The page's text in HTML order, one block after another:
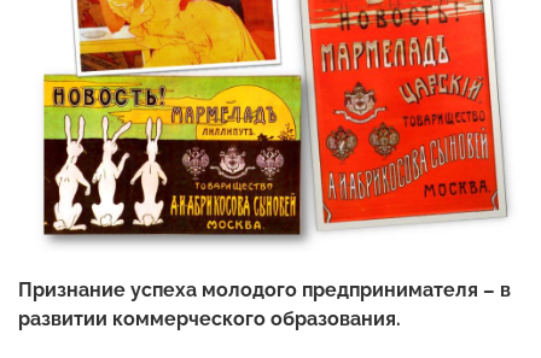
Признание успеха молодого предпринимателя – в
развитии коммерческого образования.